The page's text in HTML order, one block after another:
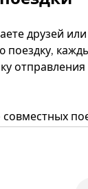
друзей
поездку,
отправления